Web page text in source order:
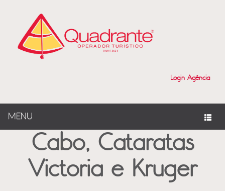
Login Agência
MENU
Cabo, Cataratas
Victoria e Kruger